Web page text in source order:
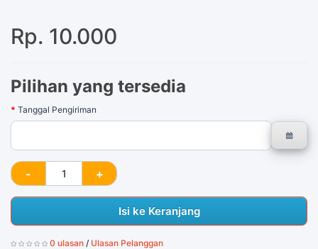
Rp. 10.000
Pilihan yang tersedia
Tanggal Pengiriman
Isi ke Keranjang
0 ulasan / Ulasan Pelanggan